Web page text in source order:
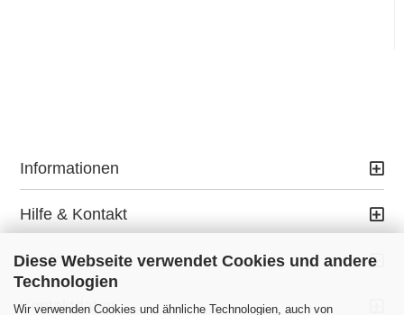
Diese Webseite verwendet Cookies und andere
Technologien
Wir verwenden Cookies und ähnliche Technologien, auch von
Informationen
Hilfe & Kontakt
Ihr Konto
Kontaktdaten